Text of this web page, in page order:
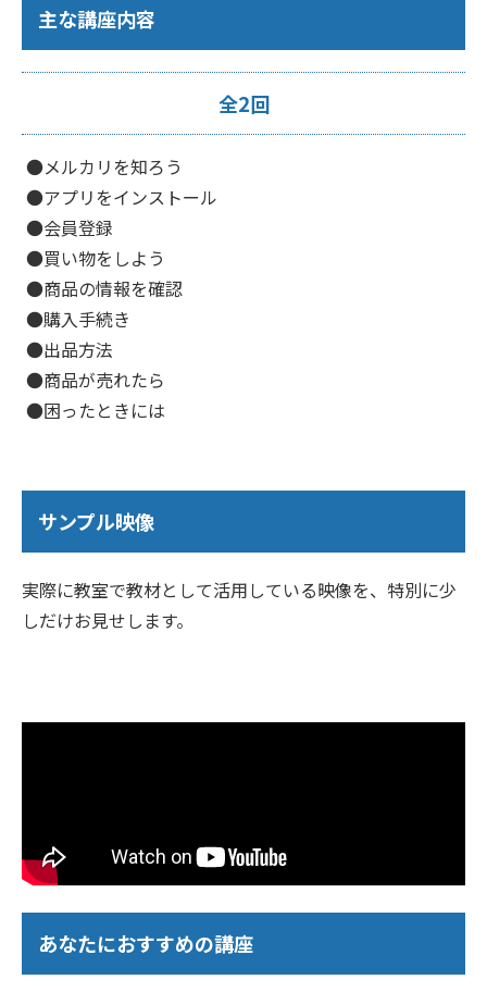
主な講座内容
全2回
●メルカリを知ろう
●アプリをインストール
●会員登録
●買い物をしよう
●商品の情報を確認
●購入手続き
●出品方法
●商品が売れたら
●困ったときには
サンプル映像
実際に教室で教材として活用している映像を、特別に少
しだけお見せします。
あなたにおすすめの講座